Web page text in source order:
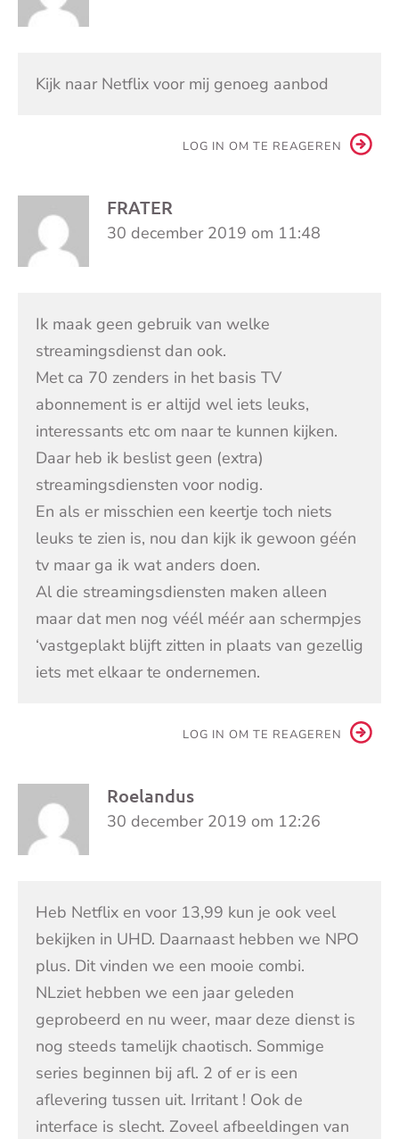
Kijk naar Netflix voor mij genoeg aanbod
LOG IN OM TE REAGEREN
FRATER
30 december 2019 om 11:48
Ik maak geen gebruik van welke
streamingsdienst dan ook.
Met ca 70 zenders in het basis TV
abonnement is er altijd wel iets leuks,
interessants etc om naar te kunnen kijken.
Daar heb ik beslist geen (extra)
streamingsdiensten voor nodig.
En als er misschien een keertje toch niets
leuks te zien is, nou dan kijk ik gewoon géén
tv maar ga ik wat anders doen.
Al die streamingsdiensten maken alleen
maar dat men nog véél méér aan schermpjes
‘vastgeplakt blijft zitten in plaats van gezellig
iets met elkaar te ondernemen.
LOG IN OM TE REAGEREN
Roelandus
30 december 2019 om 12:26
Heb Netflix en voor 13,99 kun je ook veel
bekijken in UHD. Daarnaast hebben we NPO
plus. Dit vinden we een mooie combi.
NLziet hebben we een jaar geleden
geprobeerd en nu weer, maar deze dienst is
nog steeds tamelijk chaotisch. Sommige
series beginnen bij afl. 2 of er is een
aflevering tussen uit. Irritant ! Ook de
interface is slecht. Zoveel afbeeldingen van